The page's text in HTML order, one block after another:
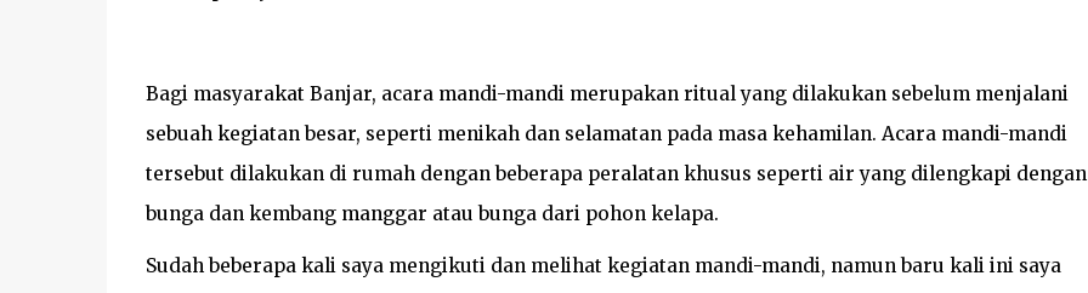
Bagi masyarakat Banjar, acara mandi-mandi merupakan ritual yang dilakukan sebelum menjalani
sebuah kegiatan besar, seperti menikah dan selamatan pada masa kehamilan. Acara mandi-mandi
tersebut dilakukan di rumah dengan beberapa peralatan khusus seperti air yang dilengkapi dengan
bunga dan kembang manggar atau bunga dari pohon kelapa.
Sudah beberapa kali saya mengikuti dan melihat kegiatan mandi-mandi, namun baru kali ini saya